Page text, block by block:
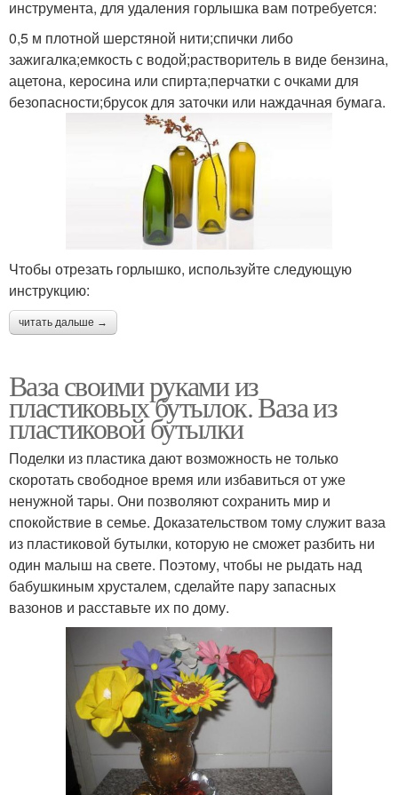
инструмента, для удаления горлышка вам потребуется:
0,5 м плотной шерстяной нити;спички либо
зажигалка;емкость с водой;растворитель в виде бензина,
ацетона, керосина или спирта;перчатки с очками для
безопасности;брусок для заточки или наждачная бумага.
Чтобы отрезать горлышко, используйте следующую
инструкцию:
читать дальше →
Ваза своими руками из
пластиковых бутылок. Ваза из
пластиковой бутылки
Поделки из пластика дают возможность не только
скоротать свободное время или избавиться от уже
ненужной тары. Они позволяют сохранить мир и
спокойствие в семье. Доказательством тому служит ваза
из пластиковой бутылки, которую не сможет разбить ни
один малыш на свете. Поэтому, чтобы не рыдать над
бабушкиным хрусталем, сделайте пару запасных
вазонов и расставьте их по дому.